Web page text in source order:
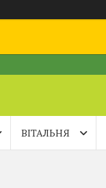
ВІТАЛЬНЯ